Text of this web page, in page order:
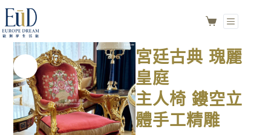
宮廷古典 瑰麗皇庭
主人椅 鏤空立體手工精雕
宮廷古典 瑰麗
皇庭
主人椅 鏤空立
體手工精雕